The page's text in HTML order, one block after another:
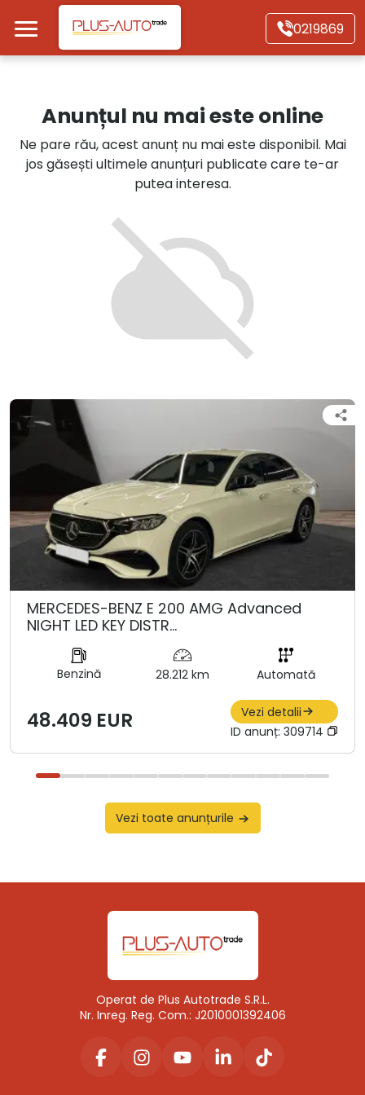
Mergi direct la conținutul principal
0219869
Autoturisme
Motociclete
Autoutilitare
Alte tipuri vehicule
Anunțul nu mai este online
Ne pare rău, acest anunț nu mai este disponibil. Mai
jos găsești ultimele anunțuri publicate care te-ar
putea interesa.
MERCEDES-BENZ E 200 AMG Advanced
NIGHT LED KEY DISTR…
Benzină 28.212 km Automată
48.409 EUR
Vezi detalii
ID anunț: 309714
Vezi toate anunțurile
Operat de Plus Autotrade S.R.L.
Nr. Inreg. Reg. Com.: J2010001392406